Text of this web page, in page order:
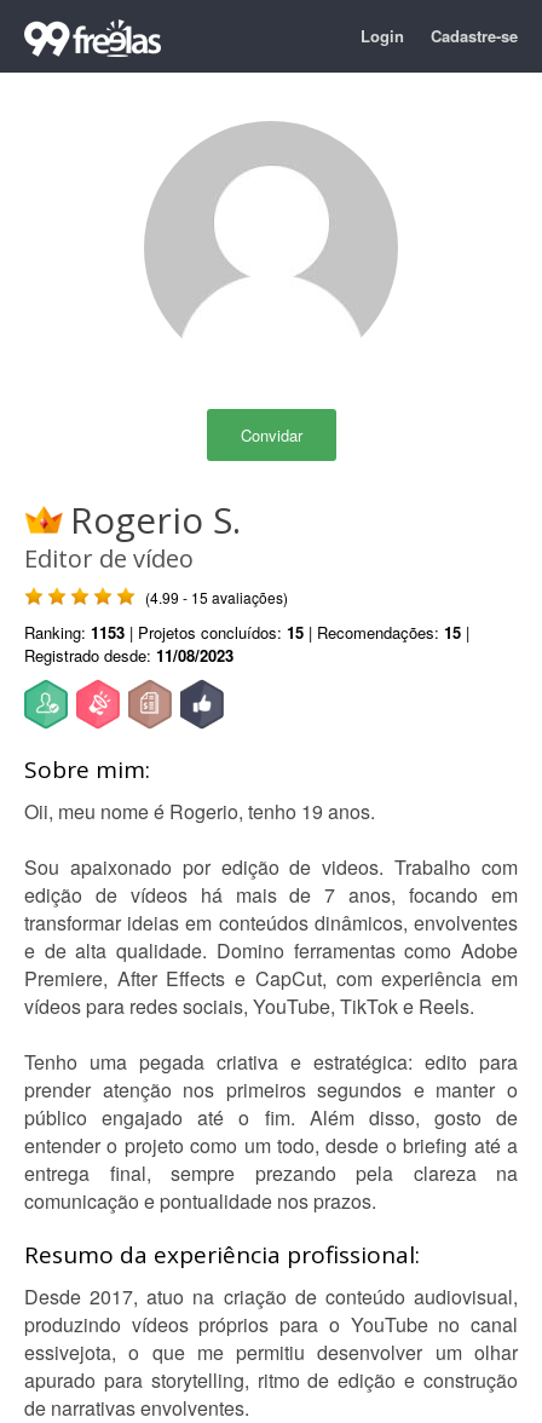
Login Cadastre-se
Convidar
Rogerio S.
Editor de vídeo
(4.99 - 15 avaliações)
Ranking: 1153 | Projetos concluídos: 15 | Recomendações: 15 |
Registrado desde: 11/08/2023
Sobre mim:
Oii, meu nome é Rogerio, tenho 19 anos.
Sou apaixonado por edição de videos. Trabalho com
edição de vídeos há mais de 7 anos, focando em
transformar ideias em conteúdos dinâmicos, envolventes
e de alta qualidade. Domino ferramentas como Adobe
Premiere, After Effects e CapCut, com experiência em
vídeos para redes sociais, YouTube, TikTok e Reels.
Tenho uma pegada criativa e estratégica: edito para
prender atenção nos primeiros segundos e manter o
público engajado até o fim. Além disso, gosto de
entender o projeto como um todo, desde o briefing até a
entrega final, sempre prezando pela clareza na
comunicação e pontualidade nos prazos.
Resumo da experiência profissional:
Desde 2017, atuo na criação de conteúdo audiovisual,
produzindo vídeos próprios para o YouTube no canal
essivejota, o que me permitiu desenvolver um olhar
apurado para storytelling, ritmo de edição e construção
de narrativas envolventes.